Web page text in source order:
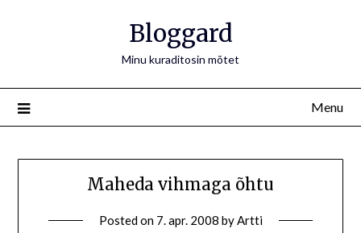
Bloggard
Minu kuraditosin mõtet
Menu
Maheda vihmaga õhtu
Posted on 7. apr. 2008 byArtti